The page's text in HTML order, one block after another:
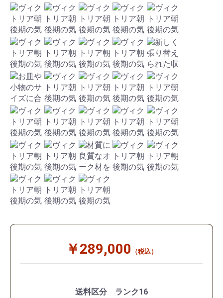
￥289,000 （税込）
送料区分 ランク16